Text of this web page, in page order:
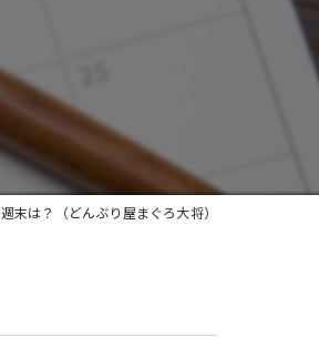
週末は？（どんぶり屋まぐろ大将）